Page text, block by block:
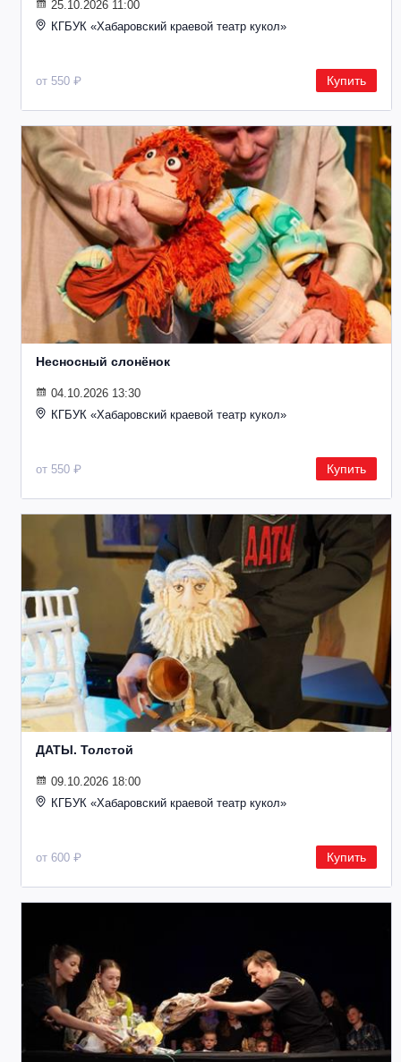
25.10.2026 11:00
КГБУК «Хабаровский краевой театр кукол»
от 550 ₽ Купить
Несносный слонёнок
04.10.2026 13:30
КГБУК «Хабаровский краевой театр кукол»
от 550 ₽ Купить
ДАТЫ. Толстой
09.10.2026 18:00
КГБУК «Хабаровский краевой театр кукол»
от 600 ₽ Купить